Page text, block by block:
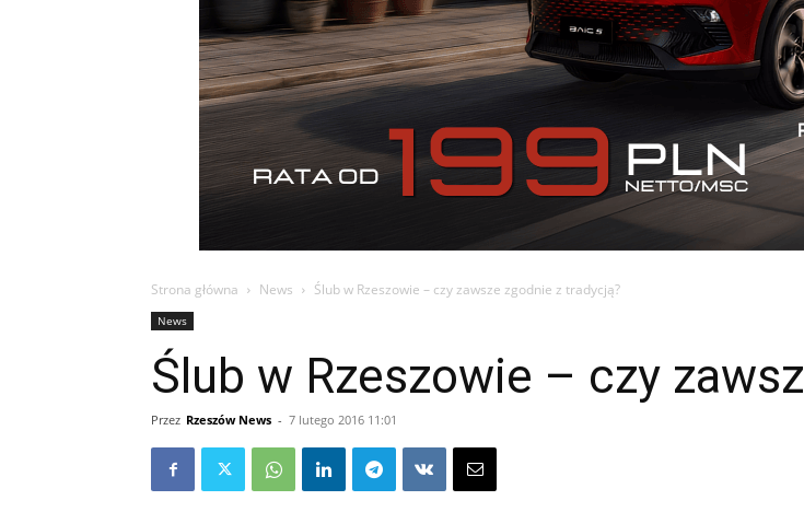
Strona główna News Ślub w Rzeszowie – czy zawsze zgodnie z tradycją?
News
Ślub w Rzeszowie – czy
Przez Rzeszów News - 7 lutego 2016 11:01